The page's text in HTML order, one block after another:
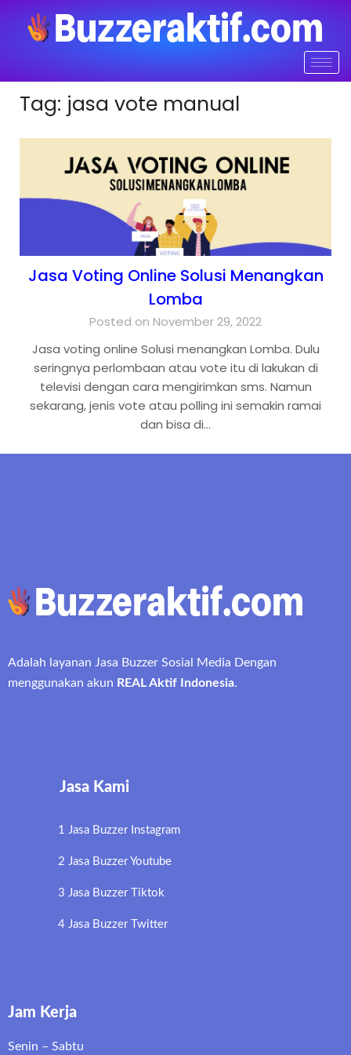
Tag: jasa vote manual
Jasa Voting Online Solusi Menangkan
Lomba
Posted on November 29, 2022
Jasa voting online Solusi menangkan Lomba. Dulu
seringnya perlombaan atau vote itu di lakukan di
televisi dengan cara mengirimkan sms. Namun
sekarang, jenis vote atau polling ini semakin ramai
dan bisa di…
Adalah layanan Jasa Buzzer Sosial Media Dengan
menggunakan akun REAL Aktif Indonesia.
Jasa Kami
1 Jasa Buzzer Instagram
2 Jasa Buzzer Youtube
3 Jasa Buzzer Tiktok
4 Jasa Buzzer Twitter
Jam Kerja
Senin – Sabtu